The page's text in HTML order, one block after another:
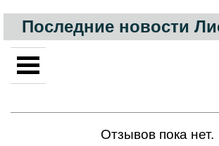
Последние новости
Отзывов пока нет.